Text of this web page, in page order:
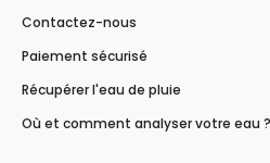
Contactez-nous
Paiement sécurisé
Récupérer l'eau de pluie
Où et comment analyser votre eau ?